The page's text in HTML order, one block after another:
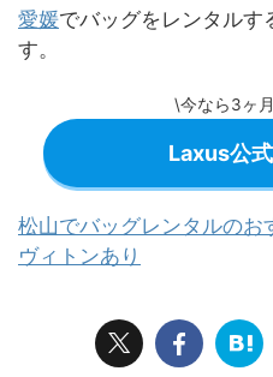
愛媛でバッグをレンタル
す。
\今なら3ヶ
Laxus公
松山でバッグレンタルのお
ヴィトンあり